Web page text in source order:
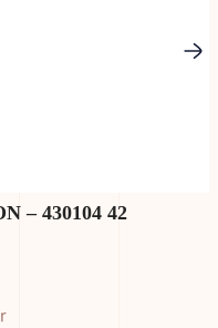
– 430104 42